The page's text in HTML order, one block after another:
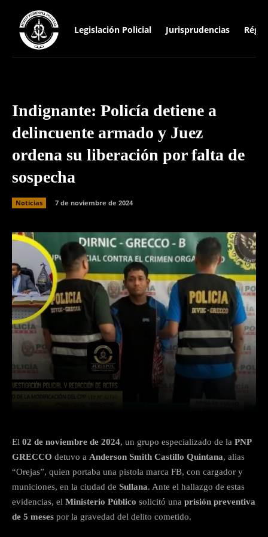
Legislación Policial Jurisprudencias
Indignante: Policía detiene a
delincuente armado y Juez
ordena su liberación por falta de
sospecha
Noticias 7 de noviembre de 2024
Facebook
El 02 de noviembre de 2024, un grupo especializado de la PNP
GRECCO detuvo a Anderson Smith Castillo Quintana, alias
“Orejas”, quien portaba una pistola marca FB, con cargador y
municiones, en la ciudad de Sullana. Ante el hallazgo de estas
evidencias, el Ministerio Público solicitó una prisión preventiva
de 5 meses por la gravedad del delito cometido.